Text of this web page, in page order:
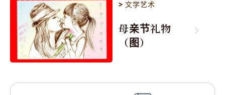
>文学艺术
母亲节礼物
（图）